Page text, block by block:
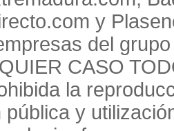
y
del
CASO
la
pública y